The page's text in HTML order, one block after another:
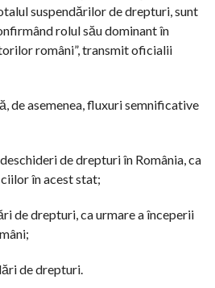
suspendărilor de drepturi, sunt
rolul său dominant în
români”, transmit oficialii
de asemenea, fluxuri semnificative
de drepturi în România, ca
în acest stat;
de drepturi, ca urmare a începerii
de drepturi.